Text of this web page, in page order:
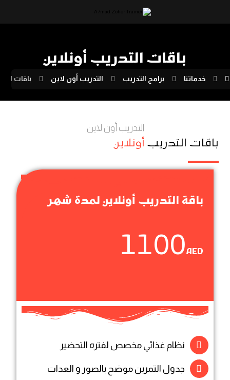
باقات التدريب أونلاين
خدماتنا برامج التدريب التدريب أون لاين باقات
التدريب أون لاين
باقات التدريب أونلاين
باقة التدريب أونلاين لمدة شهر
1100AED
نظام غذائي مخصص لفتره التحضير
جدول التمرين موضح بالصور و العدات